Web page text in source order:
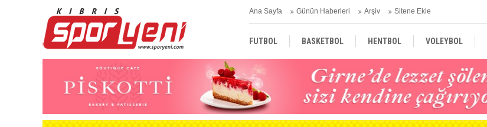
Ana Sayfa Günün Haberleri Arşiv Sitene Ekle
FUTBOL BASKETBOL HENTBOL VOLEYBOL
TÜRKİYE AVRUPA DÜNYA